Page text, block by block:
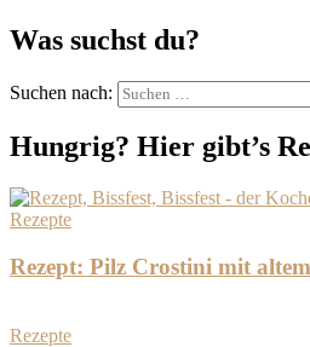
Was suchst du?
Suchen nach:
Hungrig? Hier gibt’s
Rezepte
Rezept: Pilz Crostini mit
Rezepte